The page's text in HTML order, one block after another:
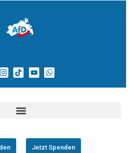
Jetzt Spenden